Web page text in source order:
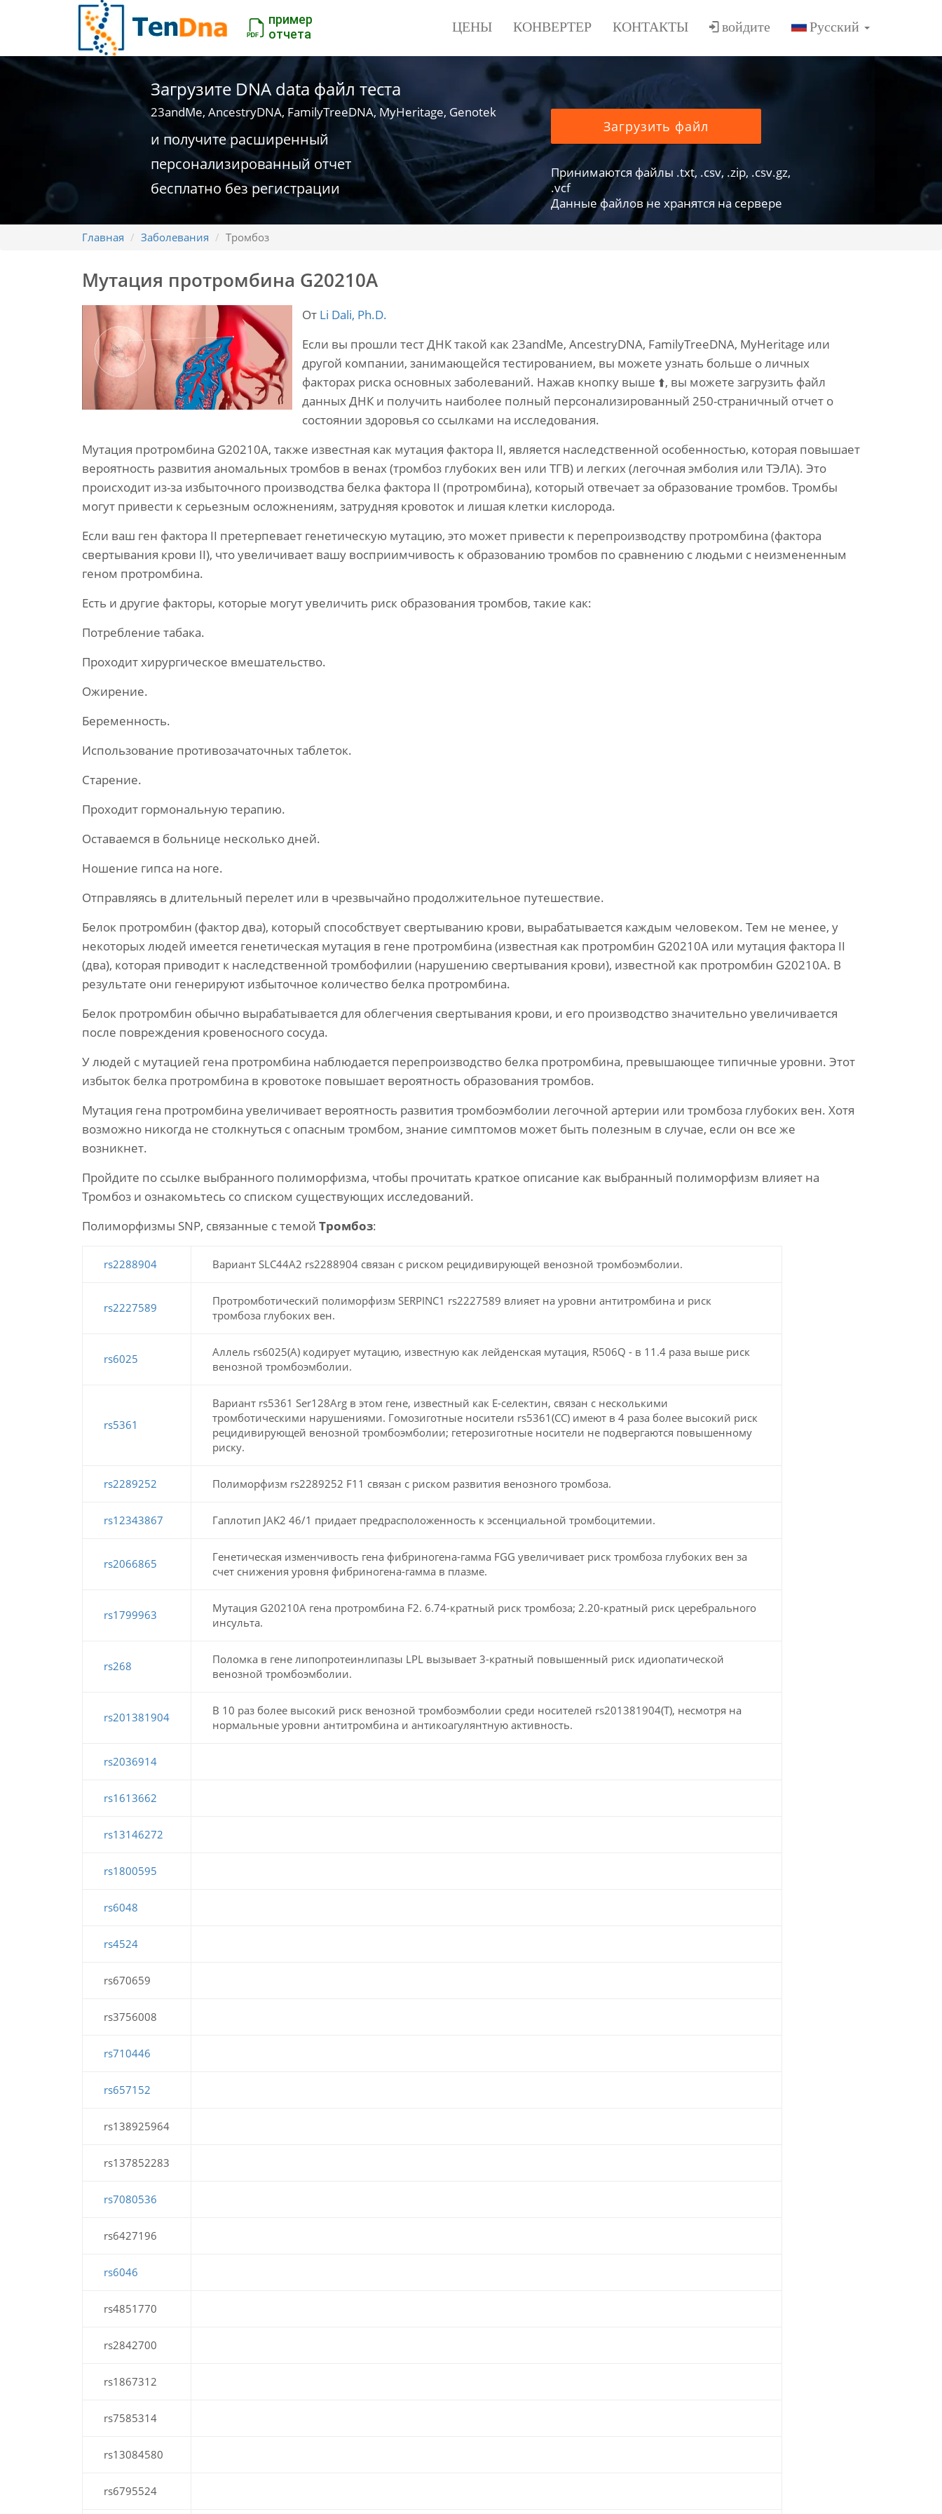
пример
отчета
ЦЕНЫ КОНВЕРТЕР КОНТАКТЫ войдите
Загрузите DNA data файл теста
23andMe, AncestryDNA, FamilyTreeDNA, MyHeritage, Genotek
и получите расширенный
персонализированный отчет
бесплатно без регистрации
Загрузить файл
Принимаются файлы .txt, .csv, .zip, .csv.gz,
.vcf
Данные файлов не хранятся на сервере
Главная Заболевания Тромбоз
Мутация протромбина G20210A
От Li Dali, Ph.D.
Если вы прошли тест ДНК такой как 23andMe, AncestryDNA, FamilyTreeDNA, MyHeritage или
другой компании, занимающейся тестированием, вы можете узнать больше о личных
факторах риска основных заболеваний. Нажав кнопку выше ⬆️, вы можете загрузить файл
данных ДНК и получить наиболее полный персонализированный 250-страничный отчет о
состоянии здоровья со ссылками на исследования.
Мутация протромбина G20210A, также известная как мутация фактора II, является наследственной особенностью, которая повышает
вероятность развития аномальных тромбов в венах (тромбоз глубоких вен или ТГВ) и легких (легочная эмболия или ТЭЛА). Это
происходит из-за избыточного производства белка фактора II (протромбина), который отвечает за образование тромбов. Тромбы
могут привести к серьезным осложнениям, затрудняя кровоток и лишая клетки кислорода.
Если ваш ген фактора II претерпевает генетическую мутацию, это может привести к перепроизводству протромбина (фактора
свертывания крови II), что увеличивает вашу восприимчивость к образованию тромбов по сравнению с людьми с неизмененным
геном протромбина.
Есть и другие факторы, которые могут увеличить риск образования тромбов, такие как:
Потребление табака.
Проходит хирургическое вмешательство.
Ожирение.
Беременность.
Использование противозачаточных таблеток.
Старение.
Проходит гормональную терапию.
Оставаемся в больнице несколько дней.
Ношение гипса на ноге.
Отправляясь в длительный перелет или в чрезвычайно продолжительное путешествие.
Белок протромбин (фактор два), который способствует свертыванию крови, вырабатывается каждым человеком. Тем не менее, у
некоторых людей имеется генетическая мутация в гене протромбина (известная как протромбин G20210A или мутация фактора II
(два), которая приводит к наследственной тромбофилии (нарушению свертывания крови), известной как протромбин G20210A. В
результате они генерируют избыточное количество белка протромбина.
Белок протромбин обычно вырабатывается для облегчения свертывания крови, и его производство значительно увеличивается
после повреждения кровеносного сосуда.
У людей с мутацией гена протромбина наблюдается перепроизводство белка протромбина, превышающее типичные уровни. Этот
избыток белка протромбина в кровотоке повышает вероятность образования тромбов.
Мутация гена протромбина увеличивает вероятность развития тромбоэмболии легочной артерии или тромбоза глубоких вен. Хотя
возможно никогда не столкнуться с опасным тромбом, знание симптомов может быть полезным в случае, если он все же
возникнет.
Пройдите по ссылке выбранного полиморфизма, чтобы прочитать краткое описание как выбранный полиморфизм влияет на
Тромбоз и ознакомьтесь со списком существующих исследований.
Полиморфизмы SNP, связанные с темой Тромбоз:
rs2288904 Вариант SLC44A2 rs2288904 связан с риском рецидивирующей венозной тромбоэмболии.
rs2227589
Протромботический полиморфизм SERPINC1 rs2227589 влияет на уровни антитромбина и риск
тромбоза глубоких вен.
rs6025
Аллель rs6025(A) кодирует мутацию, известную как лейденская мутация, R506Q - в 11.4 раза выше риск
венозной тромбоэмболии.
rs5361
Вариант rs5361 Ser128Arg в этом гене, известный как E-селектин, связан с несколькими
тромботическими нарушениями. Гомозиготные носители rs5361(CC) имеют в 4 раза более высокий риск
рецидивирующей венозной тромбоэмболии; гетерозиготные носители не подвергаются повышенному
риску.
rs2289252 Полиморфизм rs2289252 F11 связан с риском развития венозного тромбоза.
rs12343867 Гаплотип JAK2 46/1 придает предрасположенность к эссенциальной тромбоцитемии.
rs2066865
Генетическая изменчивость гена фибриногена-гамма FGG увеличивает риск тромбоза глубоких вен за
счет снижения уровня фибриногена-гамма в плазме.
rs1799963
Мутация G20210A гена протромбина F2. 6.74-кратный риск тромбоза; 2.20-кратный риск церебрального
инсульта.
rs268
Поломка в гене липопротеинлипазы LPL вызывает 3-кратный повышенный риск идиопатической
венозной тромбоэмболии.
rs201381904
В 10 раз более высокий риск венозной тромбоэмболии среди носителей rs201381904(T), несмотря на
нормальные уровни антитромбина и антикоагулянтную активность.
rs2036914
rs1613662
rs13146272
rs1800595
rs6048
rs4524
rs670659
rs3756008
rs710446
rs657152
rs138925964
rs137852283
rs7080536
rs6427196
rs6046
rs4851770
rs2842700
rs1867312
rs7585314
rs13084580
rs6795524